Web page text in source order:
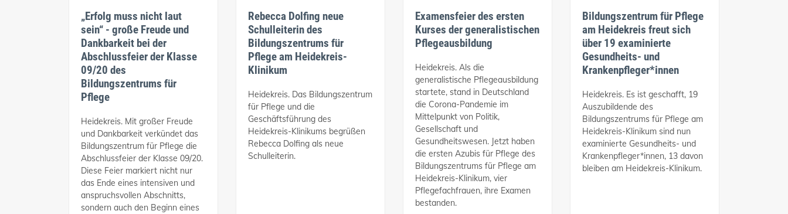
„Erfolg muss nicht laut
sein“ - große Freude und
Dankbarkeit bei der
Abschlussfeier der Klasse
09/20 des
Bildungszentrums für
Pflege
Heidekreis. Mit großer Freude
und Dankbarkeit verkündet das
Bildungszentrum für Pflege die
Abschlussfeier der Klasse 09/20.
Diese Feier markiert nicht nur
das Ende eines intensiven und
anspruchsvollen Abschnitts,
sondern auch den Beginn eines
Rebecca Dolfing neue
Schulleiterin des
Bildungszentrums für
Pflege am Heidekreis-
Klinikum
Heidekreis. Das Bildungszentrum
für Pflege und die
Geschäftsführung des
Heidekreis-Klinikums begrüßen
Rebecca Dolfing als neue
Schulleiterin.
Examensfeier des ersten
Kurses der generalistischen
Pflegeausbildung
Heidekreis. Als die
generalistische Pflegeausbildung
startete, stand in Deutschland
die Corona-Pandemie im
Mittelpunkt von Politik,
Gesellschaft und
Gesundheitswesen. Jetzt haben
die ersten Azubis für Pflege des
Bildungszentrums für Pflege am
Heidekreis-Klinikum, vier
Pflegefachfrauen, ihre Examen
bestanden.
Bildungszentrum für Pflege
am Heidekreis freut sich
über 19 examinierte
Gesundheits- und
Krankenpfleger*innen
Heidekreis. Es ist geschafft, 19
Auszubildende des
Bildungszentrums für Pflege am
Heidekreis-Klinikum sind nun
examinierte Gesundheits- und
Krankenpfleger*innen, 13 davon
bleiben am Heidekreis-Klinikum.